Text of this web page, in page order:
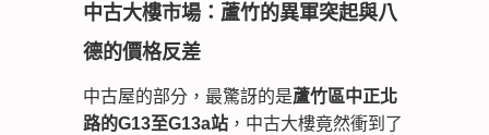
中古大樓市場：蘆竹的異軍突起與八
德的價格反差
中古屋的部分，最驚訝的是蘆竹區中正北
路的G13至G13a站 ，中古大樓竟然衝到了